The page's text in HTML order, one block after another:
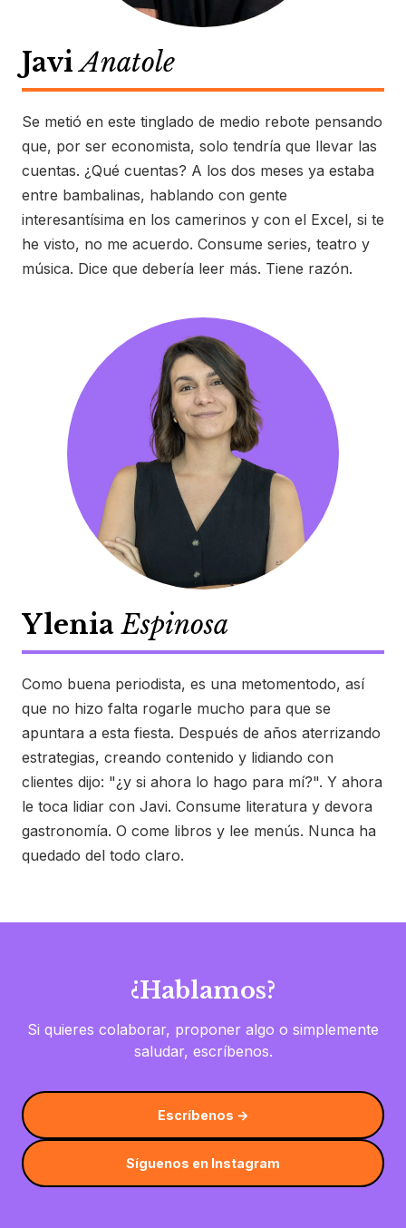
JaviAnatole
Se metió en este tinglado de medio rebote pensando
que, por ser economista, solo tendría que llevar las
cuentas. ¿Qué cuentas? A los dos meses ya estaba
entre bambalinas, hablando con gente
interesantísima en los camerinos y con el Excel, si te
he visto, no me acuerdo. Consume series, teatro y
música. Dice que debería leer más. Tiene razón.
YleniaEspinosa
Como buena periodista, es una metomentodo, así
que no hizo falta rogarle mucho para que se
apuntara a esta fiesta. Después de años aterrizando
estrategias, creando contenido y lidiando con
clientes dijo: "¿y si ahora lo hago para mí?". Y ahora
le toca lidiar con Javi. Consume literatura y devora
gastronomía. O come libros y lee menús. Nunca ha
quedado del todo claro.
¿Hablamos?
Si quieres colaborar, proponer algo o simplemente
saludar, escríbenos.
Escríbenos →
Síguenos en Instagram